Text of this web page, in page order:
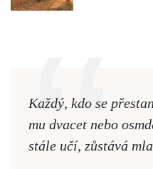
Každý, kdo se
mu dvacet nebo
stále učí, zůstává